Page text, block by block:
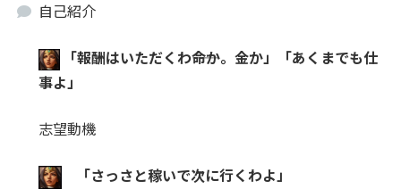
自己紹介
「報酬はいただくわ――命か。金か」「あくまでも仕
事よ」
志望動機
「さっさと稼いで次に行くわよ」